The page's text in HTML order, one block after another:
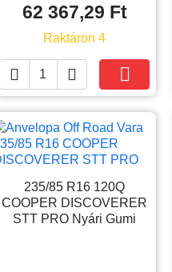
62 367,29 Ft
Raktáron 4
  
235/85 R16 120Q
COOPER DISCOVERER
STT PRO Nyári Gumi